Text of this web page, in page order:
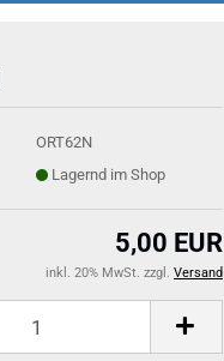
ORT62N
Lagernd im Shop
5,00 EUR
inkl. 20% MwSt. zzgl. Versand